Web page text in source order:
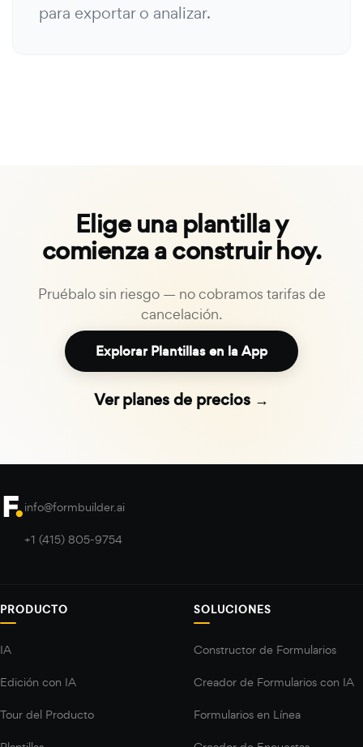
para exportar o analizar.
Elige una plantilla y
comienza a construir hoy.
Pruébalo sin riesgo — no cobramos tarifas de
cancelación.
Explorar Plantillas en la App
Ver planes de precios →
info@formbuilder.ai
+1 (415) 805-9754
PRODUCTO
IA
Edición con IA
Tour del Producto
SOLUCIONES
Constructor de Formularios
Creador de Formularios con IA
Formularios en Línea